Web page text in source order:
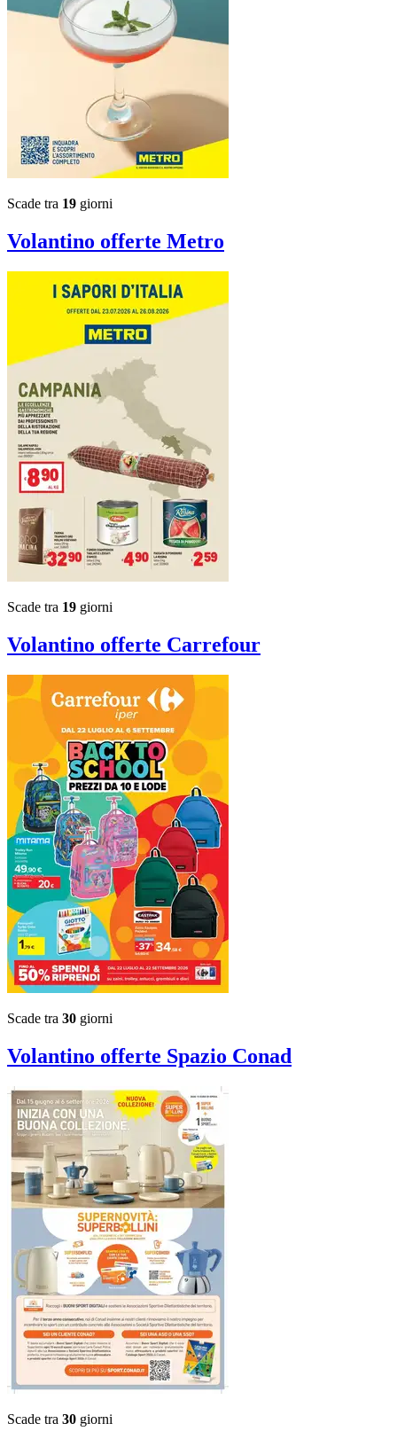
Scade tra 19 giorni
Volantino offerte Metro
Scade tra 19 giorni
Volantino offerte Carrefour
Scade tra 30 giorni
Volantino offerte Spazio Conad
Scade tra 30 giorni